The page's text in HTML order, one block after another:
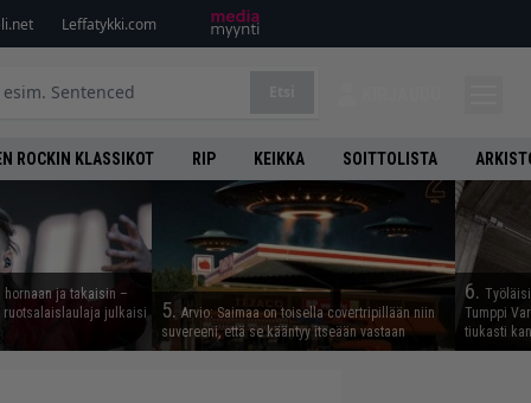
Leffatykki.com
ROCKIN KLASSIKOT RIP KEIKKA SOITTOLISTA
hornaan ja takaisin –
ruotsalaislaulaja julkaisi
5. Arvio: Saimaa on toisella covertripillään niin
suvereeni, että se kääntyy itseään vastaan
6.
Tumppi
tiukasti